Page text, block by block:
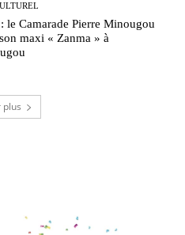
le Camarade Pierre Minougou
maxi « Zanma » à
plus